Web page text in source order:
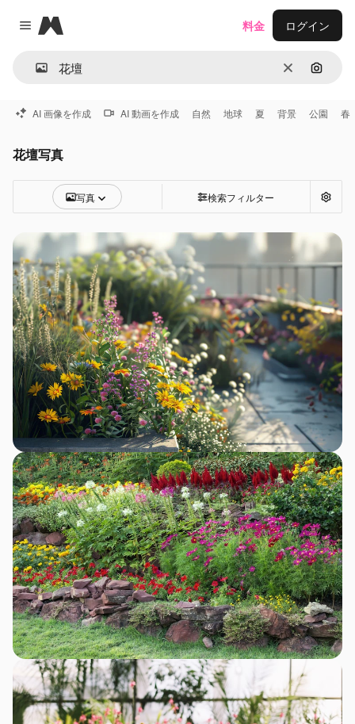
Close menu
Magnific
消去 画像で
料金 ログイン
AI 画像を作成 AI 動画を作成 自然 地球 夏 背景 公園 春
花壇写真
写真 検索フィルター